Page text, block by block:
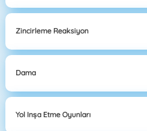
Zincirleme Reaksiyon
Dama
Yol Inşa Etme Oyunları